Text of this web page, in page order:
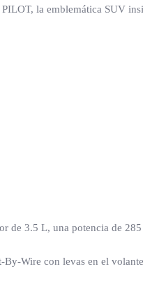
de 3.5 L, una potencia de
Wire con levas en el